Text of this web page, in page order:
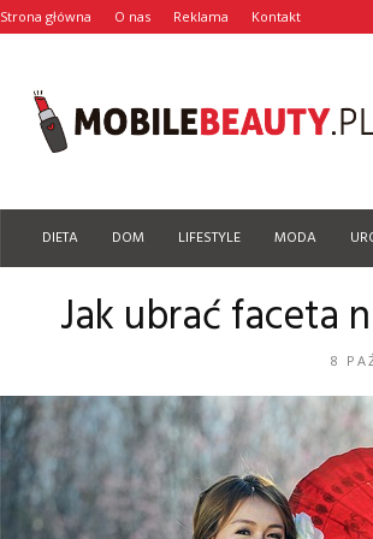
Strona główna O nas Reklama Kontakt
DIETA DOM LIFESTYLE MODA
Jak ubrać faceta
8